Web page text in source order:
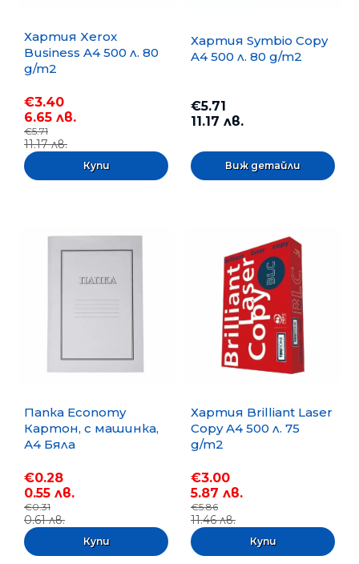
Хартия Xerox
Business A4 500 л. 80
g/m2
€3.40
6.65 лв.
€5.71
11.17 лв.
Хартия Symbio Copy
A4 500 л. 80 g/m2
€5.71
11.17 лв.
Виж детайли
Папка Economy
Картон, с машинка,
А4 Бяла
€0.28
0.55 лв.
€0.31
0.61 лв.
Хартия Brilliant Laser
Copy A4 500 л. 75
g/m2
€3.00
5.87 лв.
€5.86
11.46 лв.